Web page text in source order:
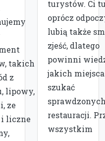
takich
z
lipowy,
ze
i liczne
turystów. Ci
oprócz
lubią także
zjeść, dlatego
powinni
jakich
szukać
restauracji.
wszystkim